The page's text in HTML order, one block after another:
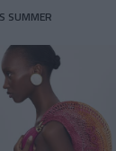
SUMMER